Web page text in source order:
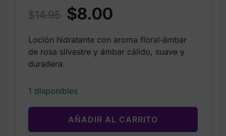
$14.95 Original
was:
$8.00
is:
Loción hidratante con aroma floral‑ámbar
de rosa silvestre y ámbar cálido, suave y
duradera.
1 disponibles
AÑADIR AL CARRITO